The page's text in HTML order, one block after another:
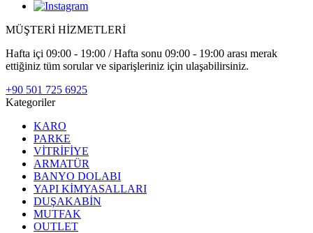
MÜŞTERİ HİZMETLERİ
Hafta içi 09:00 - 19:00 / Hafta sonu 09:00 - 19:00 arası merak
ettiğiniz tüm sorular ve siparişleriniz için ulaşabilirsiniz.
+90 501 725 6925
Kategoriler
KARO
PARKE
VİTRİFİYE
ARMATÜR
BANYO DOLABI
YAPI KİMYASALLARI
DUŞAKABİN
MUTFAK
OUTLET